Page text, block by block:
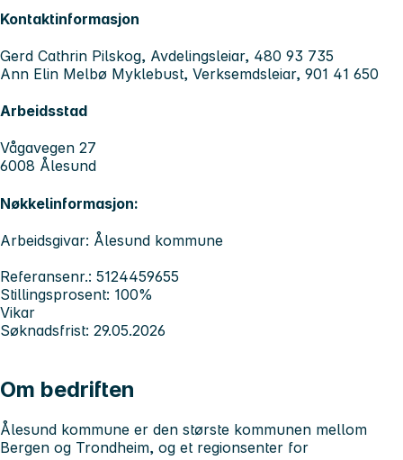
Kontaktinformasjon
Gerd Cathrin Pilskog, Avdelingsleiar, 480 93 735
Ann Elin Melbø Myklebust, Verksemdsleiar, 901 41 650
Arbeidsstad
Vågavegen 27
6008 Ålesund
Nøkkelinformasjon:
Arbeidsgivar: Ålesund kommune
Referansenr.: 5124459655
Stillingsprosent: 100%
Vikar
Søknadsfrist: 29.05.2026
Om bedriften
Ålesund kommune er den største kommunen mellom
Bergen og Trondheim, og et regionsenter for